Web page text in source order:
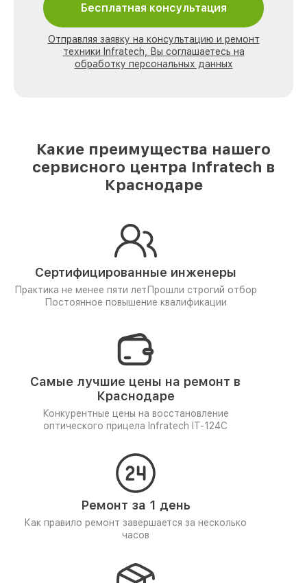
Бесплатная консультация
Отправляя заявку на консультацию и ремонт
техники Infratech, Вы соглашаетесь на
обработку персональных данных
Какие преимущества нашего
сервисного центра Infratech в
Краснодаре
Сертифицированные инженеры
Практика не менее пяти лет Прошли строгий отбор
Постоянное повышение квалификации
Самые лучшие цены на ремонт в
Краснодаре
Конкурентные цены на восстановление
оптического прицела Infratech IT-124C
Ремонт за 1 день
Как правило ремонт завершается за несколько
часов